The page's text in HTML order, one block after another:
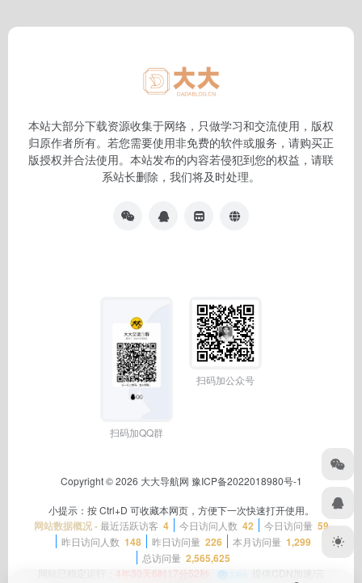
本站大部分下载资源收集于网络，只做学习和交流使用，版权
归原作者所有。若您需要使用非免费的软件或服务，请购买正
版授权并合法使用。本站发布的内容若侵犯到您的权益，请联
系站长删除，我们将及时处理。
扫码加QQ群
扫码加公众号
Copyright © 2026 大大导航网 豫ICP备2022018980号-1
小提示：按 Ctrl+D 可收藏本网页，方便下一次快速打开使用。
网站数据概况 -最近活跃访客 4 今日访问人数 42 今日访问量 59
昨日访问人数 148 昨日访问量 226 本月访问量 1,299
总访问量 2,565,625
网站已稳定运行： 4年30天6时17分53秒
提供CDN加速/云